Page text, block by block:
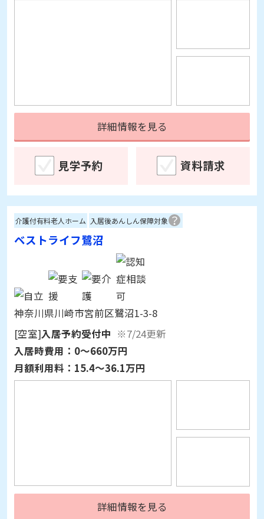
詳細情報を見る
介護付有料老人ホーム 入居後あんしん保障対象
ベストライフ鷺沼
神奈川県川崎市宮前区鷺沼1-3-8
[空室]入居予約受付中 ※7/24更新
入居時費用：0～660万円
月額利用料： 15.4～36.1万円
詳細情報を見る